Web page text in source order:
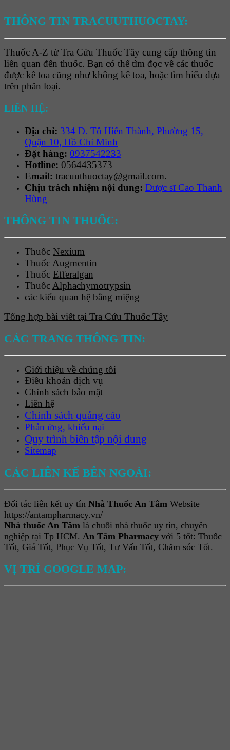
THÔNG TIN TRACUUTHUOCTAY:
Thuốc A-Z từ Tra Cứu Thuốc Tây cung cấp thông tin
liên quan đến thuốc. Bạn có thể tìm đọc về các thuốc
được kê toa cũng như không kê toa, hoặc tìm hiểu dựa
trên phân loại.
LIÊN HỆ:
Địa chỉ: 334 Đ. Tô Hiến Thành, Phường 15,
Quận 10, Hồ Chí Minh
Đặt hàng: 0937542233
Hotline: 0564435373
Email: tracuuthuoctay@gmail.com.
Chịu trách nhiệm nội dung: Dược sĩ Cao Thanh
Hùng
THÔNG TIN THUỐC:
Thuốc Nexium
Thuốc Augmentin
Thuốc Efferalgan
Thuốc Alphachymotrypsin
các kiểu quan hệ bằng miệng
Tổng hợp bài viết tại Tra Cứu Thuốc Tây
CÁC TRANG THÔNG TIN:
Giới thiệu về chúng tôi
Điều khoản dịch vụ
Chính sách bảo mật
Liên hệ
Chính sách quảng cáo
Phản ứng, khiếu nại
Quy trình biên tập nội dung
Sitemap
CÁC LIÊN KẾ BÊN NGOÀI:
Đối tác liên kết uy tín Nhà Thuốc An Tâm Website
https://antampharmacy.vn/
Nhà thuốc An Tâm là chuỗi nhà thuốc uy tín, chuyên
nghiệp tại Tp HCM. An Tâm Pharmacy với 5 tốt: Thuốc
Tốt, Giá Tốt, Phục Vụ Tốt, Tư Vấn Tốt, Chăm sóc Tốt.
VỊ TRÍ GOOGLE MAP: